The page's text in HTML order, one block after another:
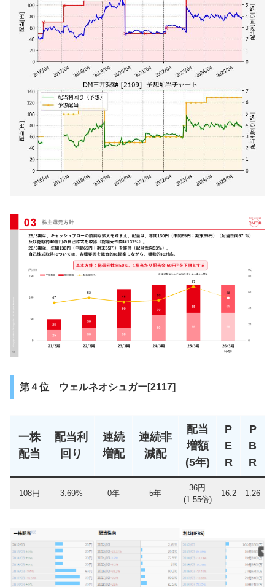
第４位 ウェルネオシュガー[2117]
一株
配当
配当利
回り
連続
増配
連続非
減配
配当
増額
(5年)
P
E
R
P
B
R
108円 3.69% 0年 5年
36円
(1.55倍)
16.2 1.26